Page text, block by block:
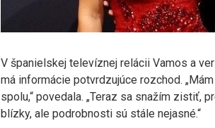
V španielskej televíznej relácii Vamos a
má informácie potvrdzujúce rozchod.
spolu,“ povedala. „Teraz sa snažím zistiť,
blízky, ale podrobnosti sú stále nejasné.“